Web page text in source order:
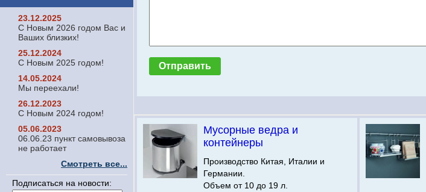
23.12.2025
С Новым 2026 годом Вас и
Ваших близких!
25.12.2024
С Новым 2025 годом!
14.05.2024
Мы переехали!
26.12.2023
С Новым 2024 годом!
05.06.2023
06.06.23 пункт самовывоза
не работает
Смотреть все...
Подписаться на новости:
Мусорные ведра и
контейнеры
Производство Китая, Италии и
Германии.
Объем от 10 до 19 л.